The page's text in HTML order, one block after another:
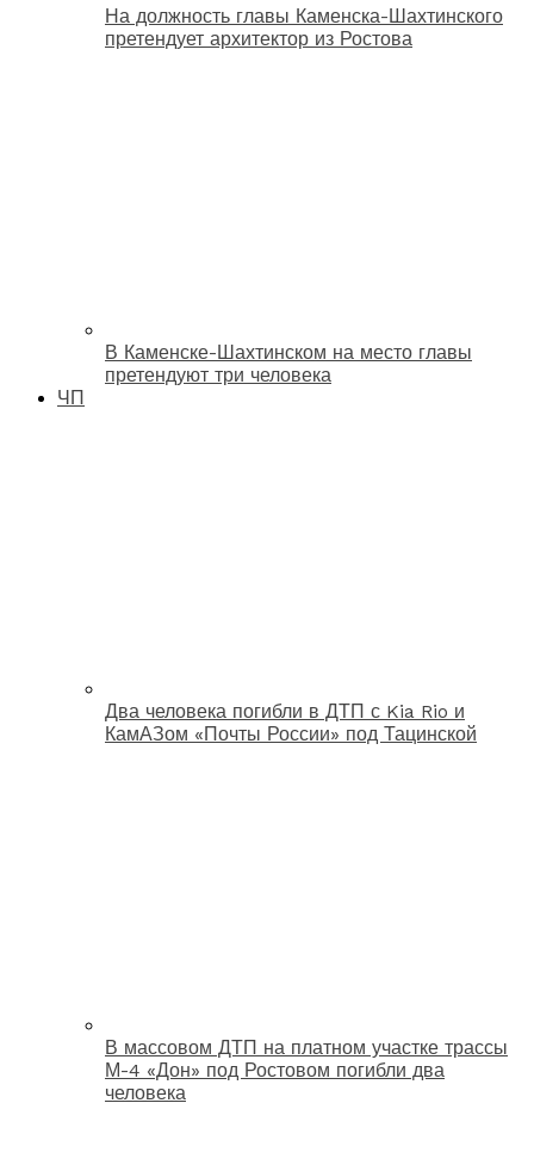
На должность главы Каменска-Шахтинского
претендует архитектор из Ростова
В Каменске-Шахтинском на место главы
претендуют три человека
ЧП
Два человека погибли в ДТП с Kia Rio и
КамАЗом «Почты России» под Тацинской
В массовом ДТП на платном участке трассы
М-4 «Дон» под Ростовом погибли два
человека